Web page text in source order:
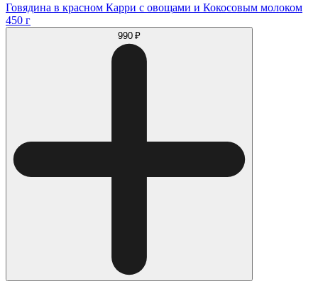
Говядина в красном Карри с овощами и Кокосовым молоком
450 г
990 ₽